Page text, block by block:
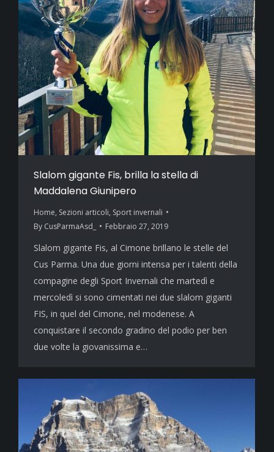
Slalom gigante Fis, brilla la stella di
Maddalena Giunipero
Home, Sezioni articoli, Sport invernali
By CusParmaAsd_ Febbraio 27, 2019
Slalom gigante Fis, al Cimone brillano le stelle del
Cus Parma. Una due giorni intensa per i talenti della
compagine degli Sport Invernali che martedì e
mercoledì si sono cimentati nei due slalom giganti
FIS, in quel del Cimone, nel modenese. A
conquistare il secondo gradino del podio per ben
due volte la giovanissima e…